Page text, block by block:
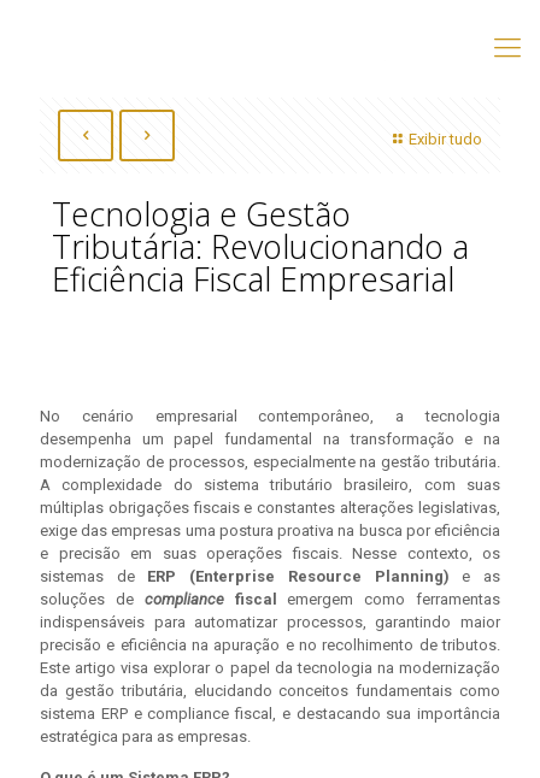
Exibir tudo
Tecnologia e Gestão
Tributária: Revolucionando a
Eficiência Fiscal Empresarial
No cenário empresarial contemporâneo, a tecnologia
desempenha um papel fundamental na transformação e na
modernização de processos, especialmente na gestão tributária.
A complexidade do sistema tributário brasileiro, com suas
múltiplas obrigações fiscais e constantes alterações legislativas,
exige das empresas uma postura proativa na busca por eficiência
e precisão em suas operações fiscais. Nesse contexto, os
sistemas de ERP (Enterprise Resource Planning) e as
soluções de compliancefiscal
emergem como ferramentas
indispensáveis para automatizar processos, garantindo maior
precisão e eficiência na apuração e no recolhimento de tributos.
Este artigo visa explorar o papel da tecnologia na modernização
da gestão tributária, elucidando conceitos fundamentais como
sistema ERP e compliance fiscal, e destacando sua importância
estratégica para as empresas.